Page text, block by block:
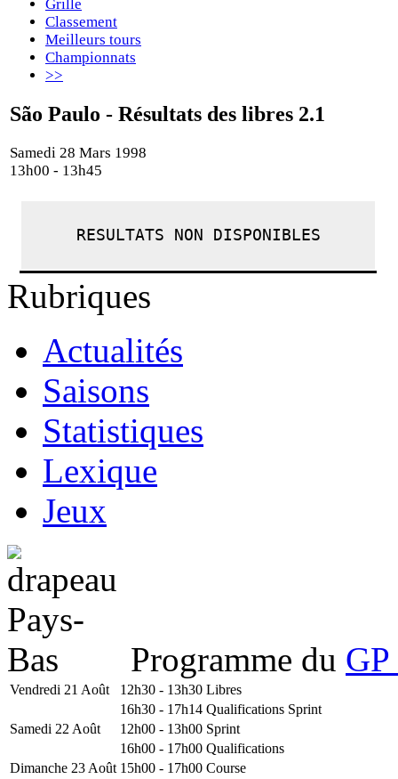
Grille
Classement
Meilleurs tours
Championnats
>>
São Paulo - Résultats des libres 2.1
Samedi 28 Mars 1998
13h00 - 13h45
RESULTATS NON DISPONIBLES
Rubriques
Actualités
Saisons
Statistiques
Lexique
Jeux
Programme du
Vendredi 21 Août 12h30 - 13h30 Libres
16h30 - 17h14 Qualifications Sprint
Samedi 22 Août
12h00 - 13h00 Sprint
16h00 - 17h00 Qualifications
Dimanche 23 Août 15h00 - 17h00 Course